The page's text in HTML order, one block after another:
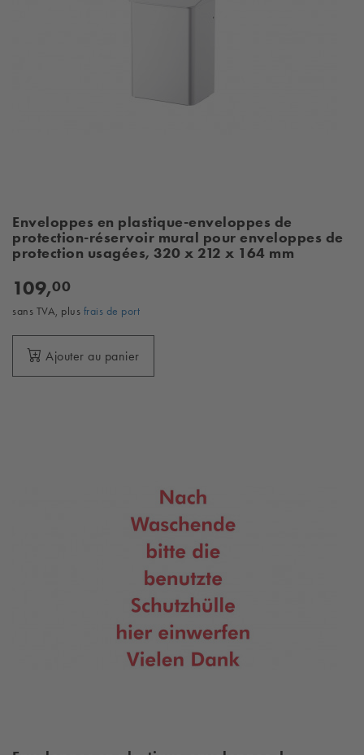
Enveloppes en plastique-enveloppes de
protection-réservoir mural pour enveloppes de
protection usagées, 320 x 212 x 164 mm
109,00
sans TVA, plus frais de port
Ajouter au panier